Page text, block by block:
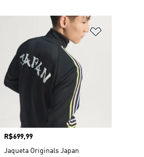
Preço
R$699,99
Jaqueta Originals Japan